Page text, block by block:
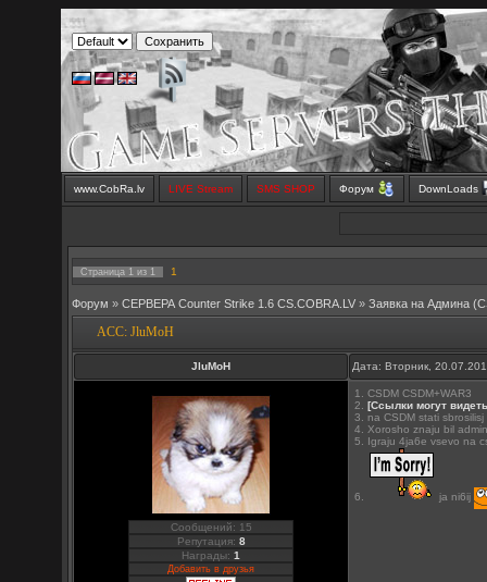
www.CobRa.lv LIVE Stream SMS SHOP Форум DownLoads
Страница 1 из 1 1
Форум » СЕРВЕРА Counter Strike 1.6 CS.COBRA.LV » Заявка на Aдмина
ACC: JluMoH
JluMoH Дата: Вторник,
Сообщений: 15
Репутация: 8
Награды:1
Добавить в друзья
1. CSDM CSDM+WAR3
2. [Ссылки могут
3. na CSDM stati
4. Xorosho znaju bil
5. Igraju 4ja6e vsevo na
6. ja ni6ij